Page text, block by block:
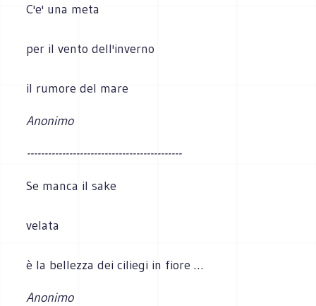
C'e' una meta
per il vento dell'inverno
il rumore del mare
Anonimo
--------------------------------------------
Se manca il sake
velata
è la bellezza dei ciliegi in fiore …
Anonimo